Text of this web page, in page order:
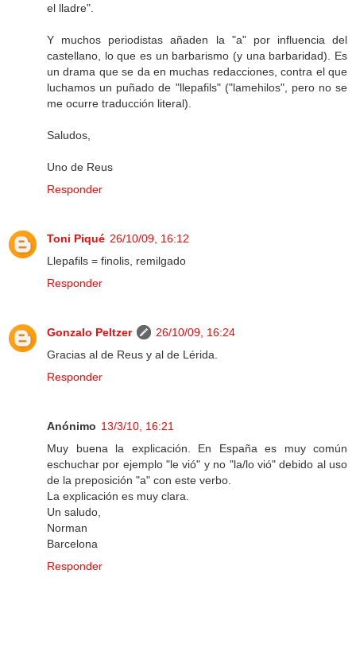
el lladre".
Y muchos periodistas añaden la "a" por influencia del
castellano, lo que es un barbarismo (y una barbaridad). Es
un drama que se da en muchas redacciones, contra el que
luchamos un puñado de "llepafils" ("lamehilos", pero no se
me ocurre traducción literal).
Saludos,
Uno de Reus
Responder
Toni Piqué 26/10/09, 16:12
Llepafils = finolis, remilgado
Responder
Gonzalo Peltzer
26/10/09, 16:24
Gracias al de Reus y al de Lérida.
Responder
Anónimo 13/3/10, 16:21
Muy buena la explicación. En España es muy común
eschuchar por ejemplo "le vió" y no "la/lo vió" debido al uso
de la preposición "a" con este verbo.
La explicación es muy clara.
Un saludo,
Norman
Barcelona
Responder